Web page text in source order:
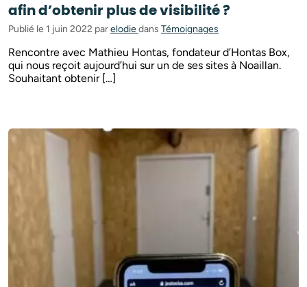
afin d’obtenir plus de visibilité ?
Publié le 1 juin 2022 parelodiedans Témoignages
Rencontre avec Mathieu Hontas, fondateur d’Hontas Box,
qui nous reçoit aujourd’hui sur un de ses sites à Noaillan.
Souhaitant obtenir […]